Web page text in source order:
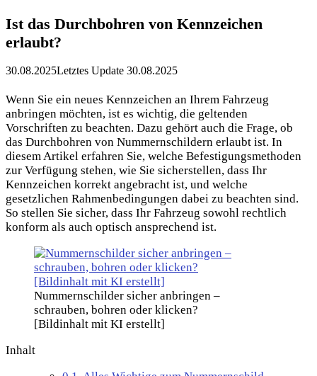
Ist das Durchbohren von Kennzeichen
erlaubt?
30.08.2025Letztes Update 30.08.2025
Wenn Sie ein neues Kennzeichen an Ihrem Fahrzeug
anbringen möchten, ist es wichtig, die geltenden
Vorschriften zu beachten. Dazu gehört auch die Frage, ob
das Durchbohren von Nummernschildern erlaubt ist. In
diesem Artikel erfahren Sie, welche Befestigungsmethoden
zur Verfügung stehen, wie Sie sicherstellen, dass Ihr
Kennzeichen korrekt angebracht ist, und welche
gesetzlichen Rahmenbedingungen dabei zu beachten sind.
So stellen Sie sicher, dass Ihr Fahrzeug sowohl rechtlich
konform als auch optisch ansprechend ist.
Nummernschilder sicher anbringen –
schrauben, bohren oder klicken?
[Bildinhalt mit KI erstellt]
Inhalt